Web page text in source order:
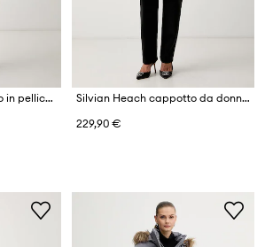
Silvian Heach cappotto in pelliccia sintetica da donna DHAR
Silvian Heach cappotto da donna con lana DUPGRI
229,90 €